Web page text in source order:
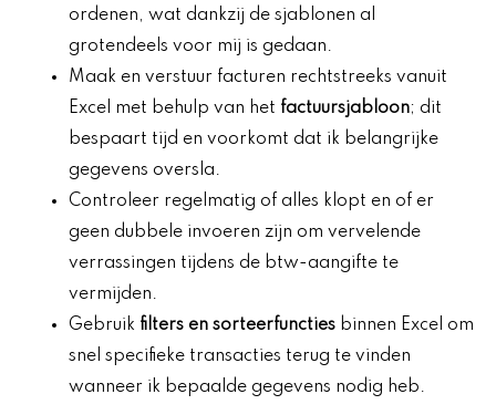
ordenen, wat dankzij de sjablonen al
grotendeels voor mij is gedaan.
Maak en verstuur facturen rechtstreeks vanuit
Excel met behulp van het factuursjabloon; dit
bespaart tijd en voorkomt dat ik belangrijke
gegevens oversla.
Controleer regelmatig of alles klopt en of er
geen dubbele invoeren zijn om vervelende
verrassingen tijdens de btw-aangifte te
vermijden.
Gebruik filters en sorteerfuncties binnen Excel om
snel specifieke transacties terug te vinden
wanneer ik bepaalde gegevens nodig heb.